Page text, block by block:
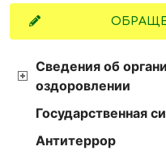
Сведения об
оздоровлении
Государственная
Антитеррор